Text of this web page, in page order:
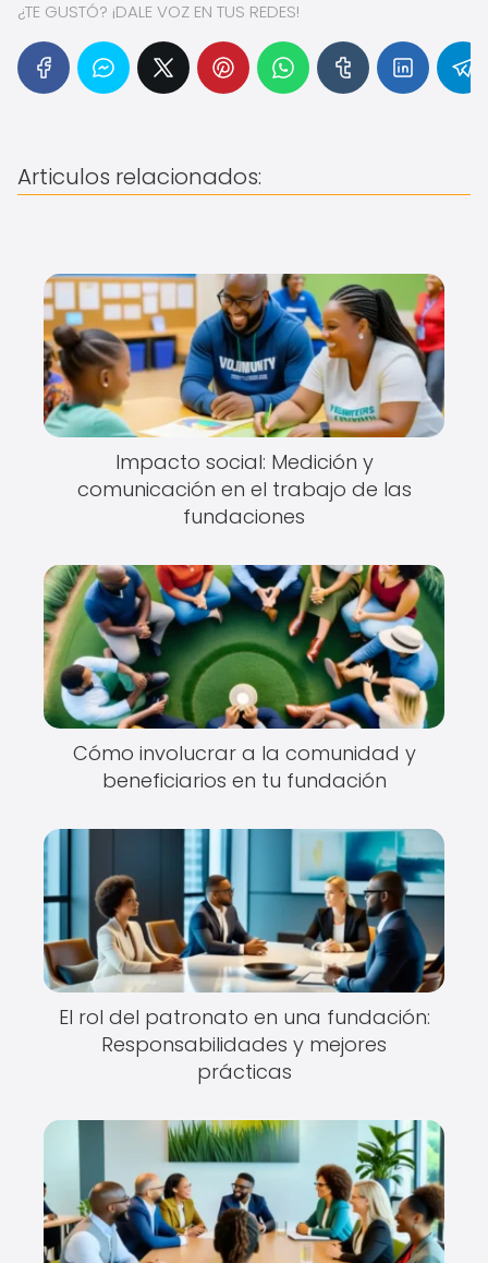
¿TE GUSTÓ? ¡DALE VOZ EN TUS REDES!
Articulos relacionados:
Impacto social: Medición y
comunicación en el trabajo de las
fundaciones
Cómo involucrar a la comunidad y
beneficiarios en tu fundación
El rol del patronato en una fundación:
Responsabilidades y mejores
prácticas